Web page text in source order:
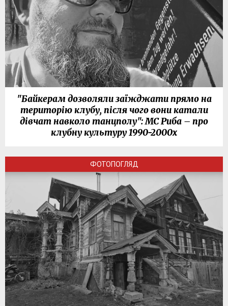
"Байкерам дозволяли заїжджати прямо на
територію клубу, після чого вони катали
дівчат навколо танцполу": МС Риба – про
клубну культуру 1990-2000х
ФОТОПОГЛЯД